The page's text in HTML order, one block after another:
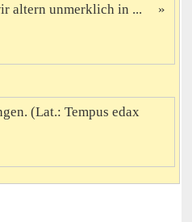
altern unmerklich in ...
(Lat.: Tempus edax